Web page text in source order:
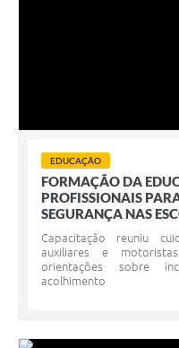
EDUCAÇÃO
FORMAÇÃO DA
PROFISSIONAIS
SEGURANÇA NAS
Capacitação reuniu
auxiliares e
orientações sobre
acolhimento